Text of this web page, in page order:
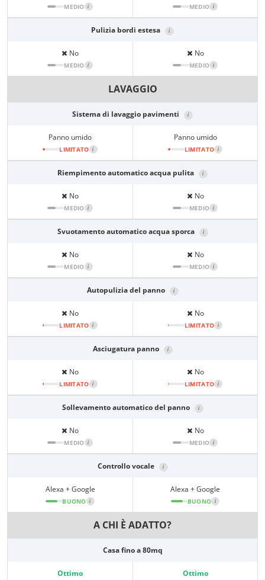
MEDIO i MEDIO i
Pulizia bordi estesa i
No
MEDIO i
No
MEDIO i
LAVAGGIO
Sistema di lavaggio pavimenti i
Panno umido
LIMITATO i
Panno umido
LIMITATO i
Riempimento automatico acqua pulita i
No
MEDIO i
No
MEDIO i
Svuotamento automatico acqua sporca i
No
MEDIO i
No
MEDIO i
Autopulizia del panno i
No
LIMITATO i
No
LIMITATO i
Asciugatura panno i
No
LIMITATO i
No
LIMITATO i
Sollevamento automatico del panno i
No
MEDIO i
No
MEDIO i
Controllo vocale i
Alexa + Google
BUONO i
Alexa + Google
BUONO i
A CHI È ADATTO?
Casa fino a 80mq
Ottimo Ottimo